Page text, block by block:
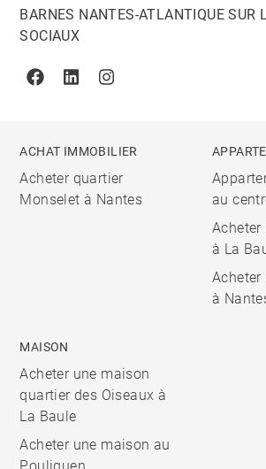
BARNES NANTES-ATLANTIQUE SUR
SOCIAUX
FacebookLinkedinInstagram
ACHAT IMMOBILIER
Acheter quartier
Monselet à Nantes
au
à La
à
MAISON
Acheter une maison
quartier des Oiseaux à
La Baule
Acheter une maison au